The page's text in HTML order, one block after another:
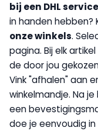
bij een DHL
in handen hebben?
onze winkels.
pagina. Bij elk
de door jou
Vink "afhalen" aan
winkelmandje. Na
een
doe je eenvoudig in